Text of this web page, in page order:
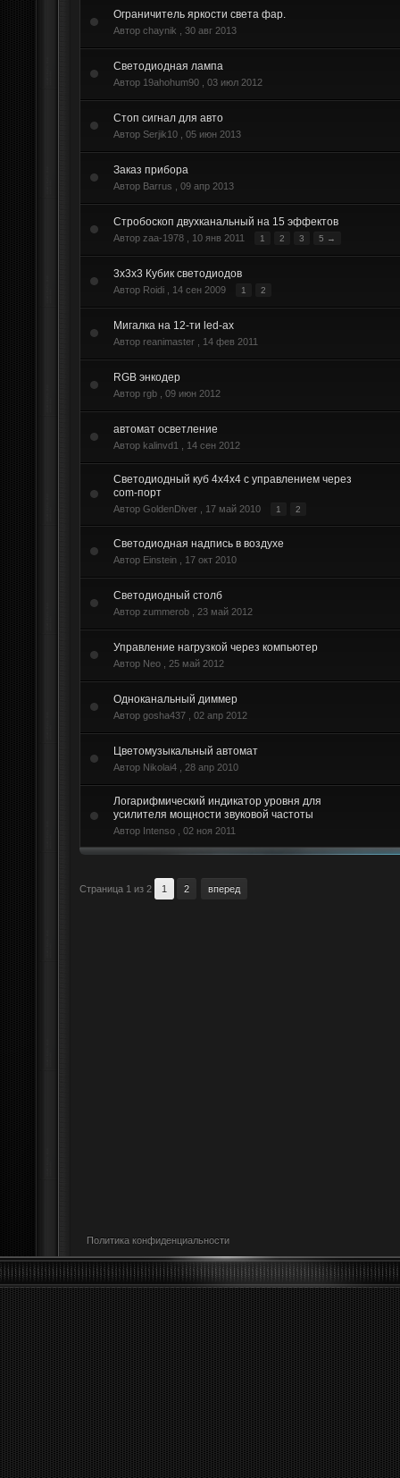
Ограничитель яркости света фар.
Автор chaynik , 30 авг 2013
Светодиодная лампа
Автор 19ahohum90 , 03 июл 2012
Стоп сигнал для авто
Автор Serjik10 , 05 июн 2013
Заказ прибора
Автор Barrus , 09 апр 2013
Стробоскоп двухканальный на 15 эффектов
Автор zaa-1978 , 10 янв 2011 1 2 3 5 →
3x3x3 Кубик светодиодов
Автор Roidi , 14 сен 2009 1 2
Мигалка на 12-ти led-ax
Автор reanimaster , 14 фев 2011
RGB энкодер
Автор rgb , 09 июн 2012
автомат осветление
Автор kalinvd1 , 14 сен 2012
Светодиодный куб 4х4х4 с управлением через
com-порт
Автор GoldenDiver , 17 май 2010 1 2
Светодиодная надпись в воздухе
Автор Einstein , 17 окт 2010
Светодиодный столб
Автор zummerob , 23 май 2012
Управление нагрузкой через компьютер
Автор Neo , 25 май 2012
Одноканальный диммер
Автор gosha437 , 02 апр 2012
Цветомузыкальный автомат
Автор Nikolai4 , 28 апр 2010
Логарифмический индикатор уровня для
усилителя мощности звуковой частоты
Автор Intenso , 02 ноя 2011
Страница 1 из 2 1 2 вперед
Политика конфиденциальности